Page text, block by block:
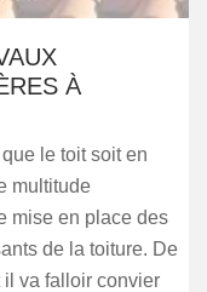
À
le toit soit en
multitude
mise en place des
de la toiture. De
va falloir convier